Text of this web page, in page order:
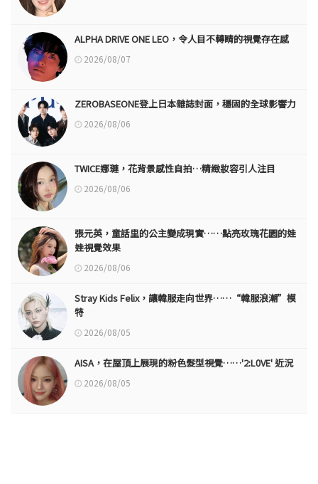
ALPHA DRIVE ONE LEO，令人目不轉睛的視覺存在感
2026/08/07
ZEROBASEONE登上日本雜誌封面，穩固的全球影響力
2026/08/06
TWICE娜璉，花背景感性自拍…精緻妝容引人注目
2026/08/06
張元英，童話里的公主變成現實……點亮玫瑰花園的娃
娃視覺效果
2026/08/06
Stray Kids Felix，讓韓服走向世界……“韓服浪潮”模
特
2026/08/05
AISA，在屋頂上展現的粉色髮型視覺……'2:L0VE' 近況
2026/08/05